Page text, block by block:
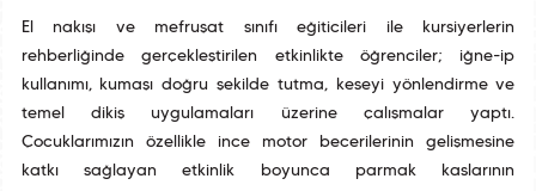
El nakışı ve mefruşat sınıfı eğiticileri ile kursiyerlerin
rehberliğinde gerçekleştirilen etkinlikte öğrenciler; iğne-ip
kullanımı, kumaşı doğru şekilde tutma, keseyi yönlendirme ve
temel dikiş uygulamaları üzerine çalışmalar yaptı.
Çocuklarımızın özellikle ince motor becerilerinin gelişmesine
katkı sağlayan etkinlik boyunca parmak kaslarının